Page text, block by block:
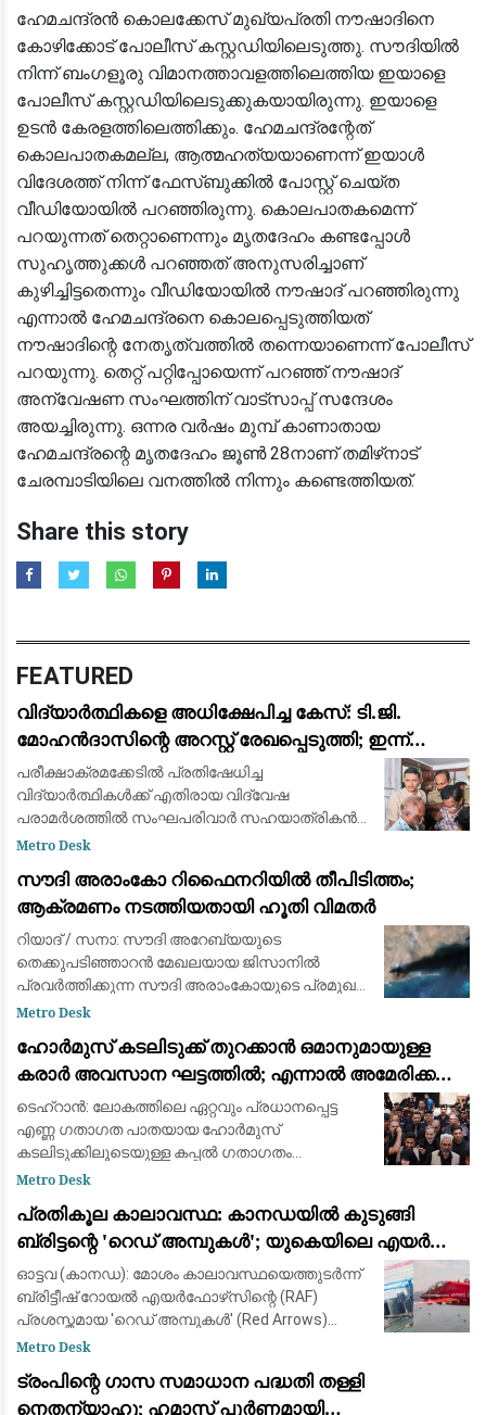
ഹേമചന്ദ്രൻ കൊലക്കേസ് മുഖ്യപ്രതി നൗഷാദിനെ
കോഴിക്കോട് പോലീസ് കസ്റ്റഡിയിലെടുത്തു. സൗദിയിൽ
നിന്ന് ബംഗളൂരു വിമാനത്താവളത്തിലെത്തിയ ഇയാളെ
പോലീസ് കസ്റ്റഡിയിലെടുക്കുകയായിരുന്നു. ഇയാളെ
ഉടൻ കേരളത്തിലെത്തിക്കും. ഹേമചന്ദ്രന്റേത്
കൊലപാതകമല്ല, ആത്മഹത്യയാണെന്ന് ഇയാൾ
വിദേശത്ത് നിന്ന് ഫേസ്ബുക്കിൽ പോസ്റ്റ് ചെയ്ത
വീഡിയോയിൽ പറഞ്ഞിരുന്നു. കൊലപാതകമെന്ന്
പറയുന്നത് തെറ്റാണെന്നും മൃതദേഹം കണ്ടപ്പോൾ
സുഹൃത്തുക്കൾ പറഞ്ഞത് അനുസരിച്ചാണ്
കുഴിച്ചിട്ടതെന്നും വീഡിയോയിൽ നൗഷാദ് പറഞ്ഞിരുന്നു
എന്നാൽ ഹേമചന്ദ്രനെ കൊലപ്പെടുത്തിയത്
നൗഷാദിന്റെ നേതൃത്വത്തിൽ തന്നെയാണെന്ന് പോലീസ്
പറയുന്നു. തെറ്റ് പറ്റിപ്പോയെന്ന് പറഞ്ഞ് നൗഷാദ്
അന്വേഷണ സംഘത്തിന് വാട്‌സാപ്പ് സന്ദേശം
അയച്ചിരുന്നു. ഒന്നര വർഷം മുമ്പ് കാണാതായ
ഹേമചന്ദ്രന്റെ മൃതദേഹം ജൂൺ 28നാണ് തമിഴ്‌നാട്
ചേരമ്പാടിയിലെ വനത്തിൽ നിന്നും കണ്ടെത്തിയത്.
Share this story
FEATURED
വിദ്യാർത്ഥികളെ അധിക്ഷേപിച്ച കേസ്: ടി.ജി.
മോഹൻദാസിന്റെ അറസ്റ്റ് രേഖപ്പെടുത്തി; ഇന്ന്
കോടതിയിൽ ഹാജരാക്കും
പരീക്ഷാക്രമക്കേടില്‍ പ്രതിഷേധിച്ച
വിദ്യാര്‍ത്ഥികള്‍ക്ക് എതിരായ വിദ്വേഷ
പരാമര്‍ശത്തില്‍ സംഘപരിവാര്‍ സഹയാത്രികന്‍
ടി. ജി. മോഹന്‍ദാസിന്റെ അറസ്റ്റ് രേഖപ്പെടുത്തി.
Metro Desk
സൗദി അരാംകോ റിഫൈനറിയിൽ തീപിടിത്തം;
ആക്രമണം നടത്തിയതായി ഹൂതി വിമതർ
റിയാദ് / സനാ: സൗദി അറേബ്യയുടെ
തെക്കുപടിഞ്ഞാറൻ മേഖലയായ ജിസാനിൽ
പ്രവർത്തിക്കുന്ന സൗദി അരാംകോയുടെ പ്രമുഖ
എണ്ണശുദ്ധീകരണ ശാലയ്ക്ക് (Aramco Refinery)
ഇറാന്റെ പിന്തുണയുള്ള ഹ
Metro Desk
ഹോർമുസ് കടലിടുക്ക് തുറക്കാൻ ഒമാനുമായുള്ള
കരാർ അവസാന ഘട്ടത്തിൽ; എന്നാൽ അമേരിക്ക
നിബന്ധനകൾ പാലിക്കണമെന്ന് ഇറാൻ
ടെഹ്‌റാൻ: ലോകത്തിലെ ഏറ്റവും പ്രധാനപ്പെട്ട
എണ്ണ ഗതാഗത പാതയായ ഹോർമുസ്
കടലിടുക്കിലൂടെയുള്ള കപ്പൽ ഗതാഗതം
പുനഃസ്ഥാപിക്കുന്നതിനായി ഒമാനുമായി നടത്തുന്ന
എന്നാൽ കടലിടുക്ക
Metro Desk
പ്രതികൂല കാലാവസ്ഥ: കാനഡയിൽ കുടുങ്ങി
ബ്രിട്ടന്റെ 'റെഡ് അമ്പുകൾ'; യുകെയിലെ എയർ
ഷോകൾ റദ്ദാക്കി
ഓട്ടവ (കാനഡ): മോശം കാലാവസ്ഥയെത്തുടർന്ന്
ബ്രിട്ടീഷ് റോയൽ എയർഫോഴ്‌സിന്റെ (RAF)
പ്രശസ്തമായ 'റെഡ് അമ്പുകൾ' (Red Arrows)
എയറോബാറ്റിക് ടീം വിമാനങ്ങൾ കാനഡയിൽ
യുകെയിലേക്
Metro Desk
ട്രംപിന്റെ ഗാസ സമാധാന പദ്ധതി തള്ളി
നെതന്യാഹു; ഹമാസ് പൂർണമായി